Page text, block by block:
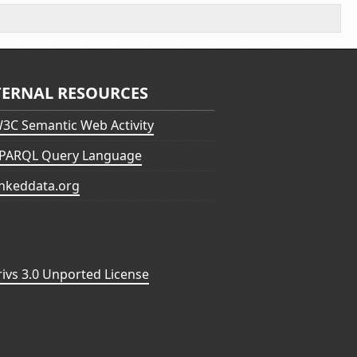
RESOURCES
Semantic Web Activity
Query Language
3.0 Unported License